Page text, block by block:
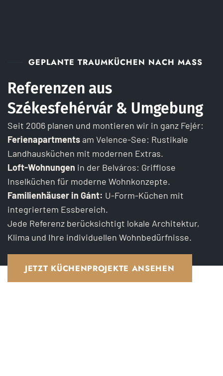
GEPLANTE TRAUMKÜCHEN NACH MASS
Referenzen aus
Székesfehérvár & Umgebung
Seit 2006 planen und montieren wir in ganz Fejér:
Ferienapartments am Velence-See: Rustikale
Landhausküchen mit modernen Extras.
Loft-Wohnungen in der Belváros: Grifflose
Inselküchen für moderne Wohnkonzepte.
Familienhäuser in Gánt: U-Form-Küchen mit
integriertem Essbereich.
Jede Referenz berücksichtigt lokale Architektur,
Klima und Ihre individuellen Wohnbedürfnisse.
JETZT KÜCHENPROJEKTE ANSEHEN